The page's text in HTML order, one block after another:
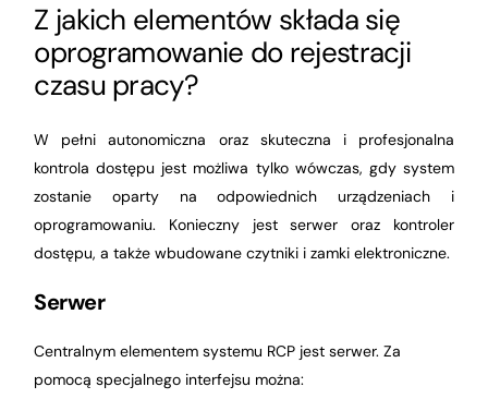
Z jakich elementów składa się
oprogramowanie do rejestracji
czasu pracy?
W pełni autonomiczna oraz skuteczna i profesjonalna
kontrola dostępu jest możliwa tylko wówczas, gdy system
zostanie oparty na odpowiednich urządzeniach i
oprogramowaniu. Konieczny jest serwer oraz kontroler
dostępu, a także wbudowane czytniki i zamki elektroniczne.
Serwer
Centralnym elementem systemu RCP jest serwer. Za
pomocą specjalnego interfejsu można: